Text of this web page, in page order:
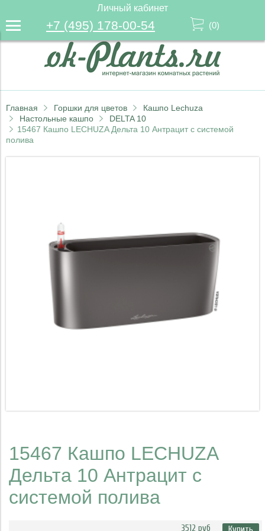
Личный кабинет
+7 (495) 178-00-54 (0)
Главная Горшки для цветов
Кашпо Lechuza
Настольные кашпо
DELTA 10
15467 Кашпо LECHUZA Дельта 10 Антрацит с системой
полива
15467 Кашпо LECHUZA
Дельта 10 Антрацит с
системой полива
3512 руб